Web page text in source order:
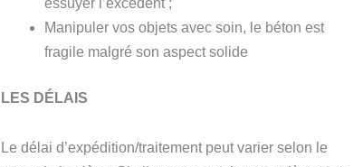
Manipuler vos objets avec soin, le béton est
fragile malgré son aspect solide
LES DÉLAIS
Le délai d’expédition/traitement peut varier selon le